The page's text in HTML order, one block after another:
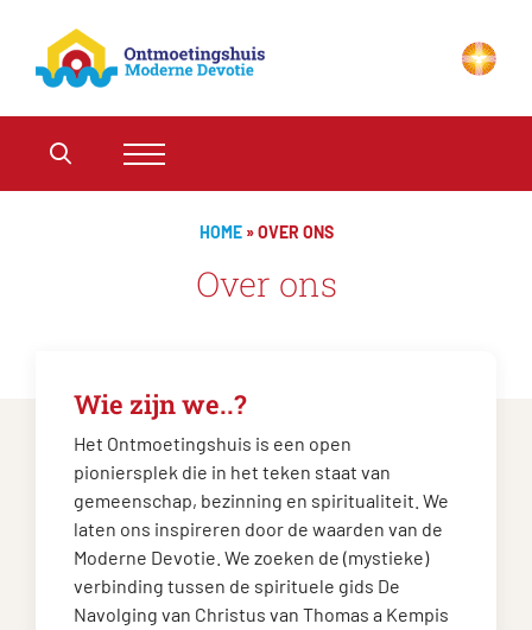
HOME»OVER ONS
Over ons
Wie zijn we..?
Het Ontmoetingshuis is een open
pioniersplek die in het teken staat van
gemeenschap, bezinning en spiritualiteit. We
laten ons inspireren door de waarden van de
Moderne Devotie. We zoeken de (mystieke)
verbinding tussen de spirituele gids De
Navolging van Christus van Thomas a Kempis